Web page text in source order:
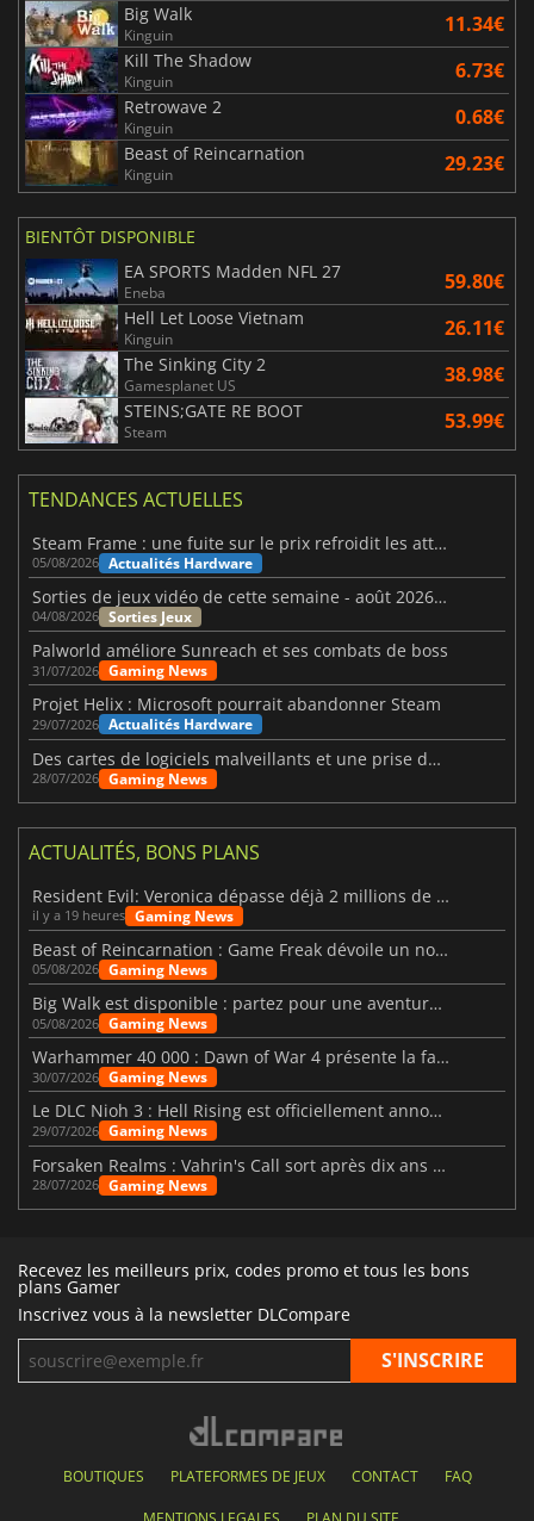
Big Walk
Kinguin 11.34€
Kill The Shadow
Kinguin 6.73€
Retrowave 2
Kinguin 0.68€
Beast of Reincarnation
Kinguin 29.23€
BIENTÔT DISPONIBLE
EA SPORTS Madden NFL 27
Eneba 59.80€
Hell Let Loose Vietnam
Kinguin 26.11€
The Sinking City 2
Gamesplanet US 38.98€
STEINS;GATE RE BOOT
Steam 53.99€
TENDANCES ACTUELLES
Steam Frame : une fuite sur le prix refroidit les attentes VR
05/08/2026 Actualités Hardware
Sorties de jeux vidéo de cette semaine - août 2026 (semaine 32)
04/08/2026 Sorties Jeux
Palworld améliore Sunreach et ses combats de boss
31/07/2026 Gaming News
Projet Helix : Microsoft pourrait abandonner Steam
29/07/2026 Actualités Hardware
Des cartes de logiciels malveillants et une prise de contrôle de Discord ont touché Meccha Chameleon
28/07/2026 Gaming News
ACTUALITÉS, BONS PLANS
Resident Evil: Veronica dépasse déjà 2 millions de wishlists
il y a 19 heures Gaming News
Beast of Reincarnation : Game Freak dévoile un nouveau pari
05/08/2026 Gaming News
Big Walk est disponible : partez pour une aventure entre amis
05/08/2026 Gaming News
Warhammer 40 000 : Dawn of War 4 présente la faction des Nécrons
30/07/2026 Gaming News
Le DLC Nioh 3 : Hell Rising est officiellement annoncé
29/07/2026 Gaming News
Forsaken Realms : Vahrin's Call sort après dix ans de développement
28/07/2026 Gaming News
Recevez les meilleurs prix, codes promo et tous les bons
plans Gamer
Inscrivez vous à la newsletter DLCompare
BOUTIQUES PLATEFORMES DE JEUX CONTACT FAQ